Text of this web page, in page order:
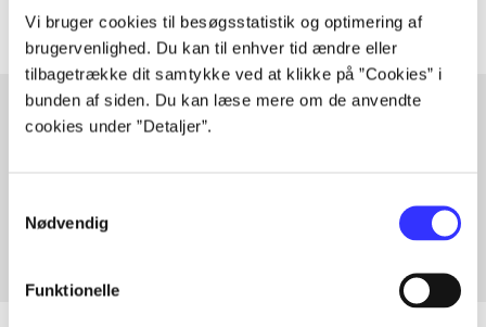
Vi bruger cookies til besøgsstatistik og optimering af
brugervenlighed. Du kan til enhver tid ændre eller
tilbagetrække dit samtykke ved at klikke på ”Cookies” i
bunden af siden. Du kan læse mere om de anvendte
cookies under ”Detaljer”.
Nødvendig
Funktionelle